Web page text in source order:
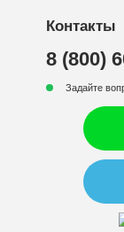
Контакты
8 (800)
Задайте